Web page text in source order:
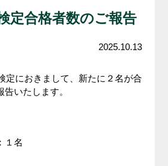
定合格者数のご報告
2025.10.13
定におきまして、新たに２名が合
いたします。
１名